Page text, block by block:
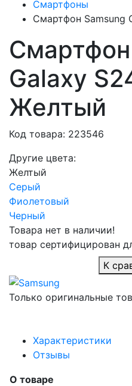
Смартфоны
Смартфон Samsung
Galaxy
Желтый
Код товара: 223546
Другие цвета:
Желтый
Серый
Фиолетовый
Черный
Товара нет в наличии!
товар сертифицирован
К
Только оригинальные
Характеристики
Отзывы
О товаре